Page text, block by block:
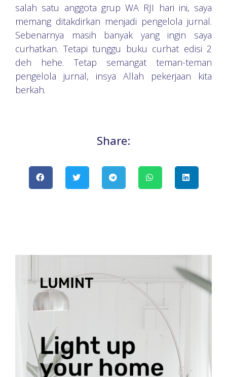
salah satu anggota grup WA RJI hari ini, saya
memang ditakdirkan menjadi pengelola jurnal.
Sebenarnya masih banyak yang ingin saya
curhatkan. Tetapi tunggu buku curhat edisi 2
deh hehe. Tetap semangat teman-teman
pengelola jurnal, insya Allah pekerjaan kita
berkah.
Share: